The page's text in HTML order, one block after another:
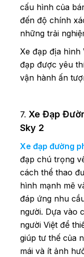
cấu hình của
đến độ chính
những trải
Xe đạp địa hình
đạp được yêu
vận hành ấn
7. Xe Đạp
Sky 2
Xe đạp đường
đạp chú trọng
cách thể thao
hình mạnh mẽ
đáp ứng nhu
người. Dựa vào
người Việt để
giúp tư thế của
mái và ít ảnh